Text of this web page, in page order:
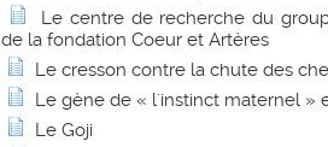
Le centre de recherche du
de la fondation Coeur et Artères
Le cresson contre la chute des
Le gène de « l'instinct maternel »
Le Goji